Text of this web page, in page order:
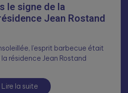
le signe de la
Jean Rostand
l’esprit barbecue était
résidence Jean Rostand
Lire la suite